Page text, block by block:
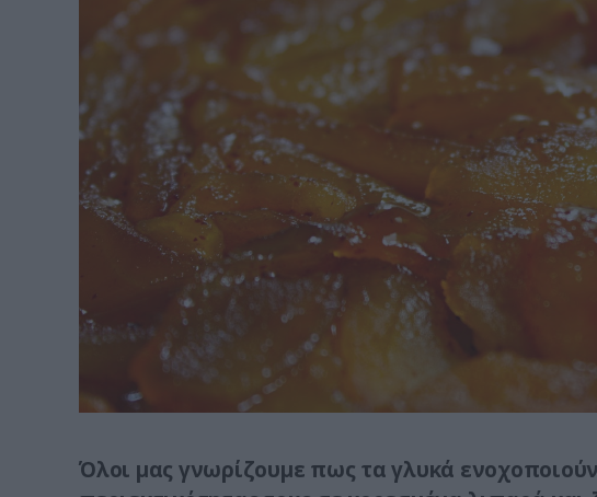
Όλοι μας γνωρίζουμε πως τα γλυκά